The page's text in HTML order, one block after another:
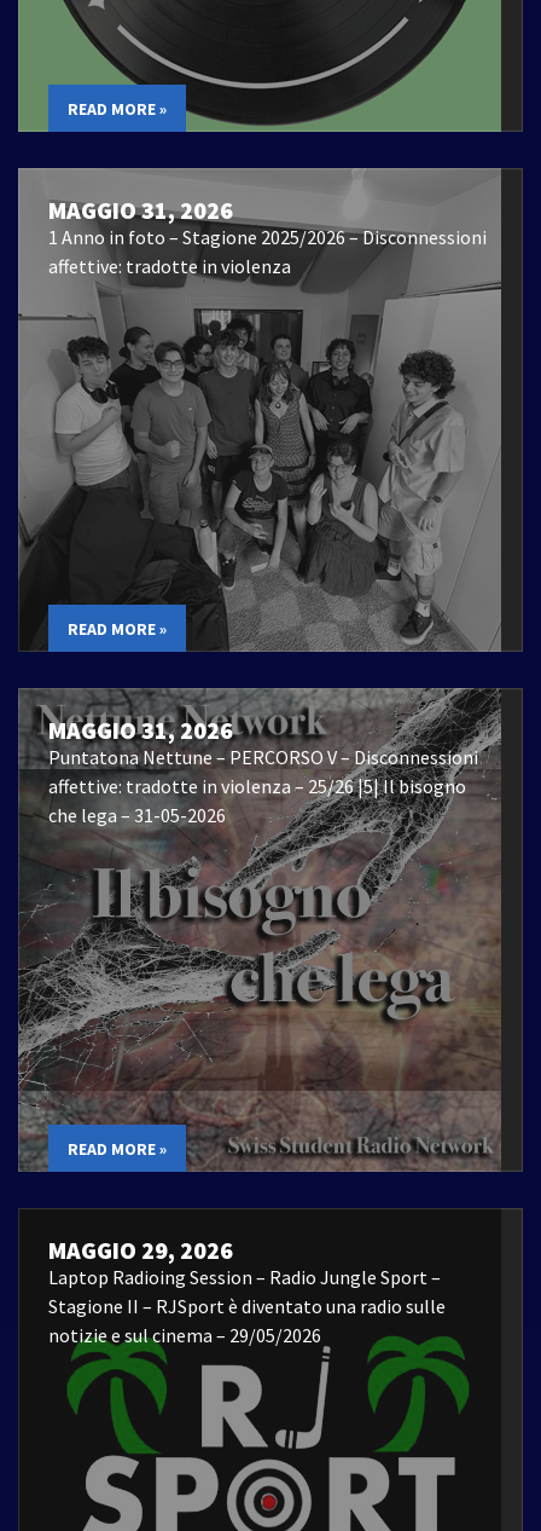
READ MORE »
MAGGIO 31, 2026
1 Anno in foto – Stagione 2025/2026 – Disconnessioni
affettive: tradotte in violenza
READ MORE »
MAGGIO 31, 2026
Puntatona Nettune – PERCORSO V – Disconnessioni
affettive: tradotte in violenza – 25/26 |5| Il bisogno
che lega – 31-05-2026
READ MORE »
MAGGIO 29, 2026
Laptop Radioing Session – Radio Jungle Sport –
Stagione II – RJSport è diventato una radio sulle
notizie e sul cinema – 29/05/2026